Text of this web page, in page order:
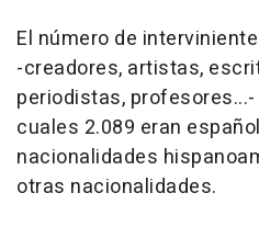
El número de
-creadores, artistas,
periodistas,
cuales 2.089 eran
nacionalidades
otras nacionalidades.